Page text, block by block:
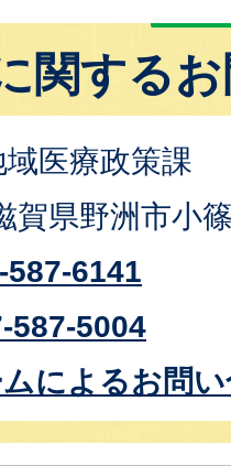
関する
医療政策課
賀県野洲市小
587-6141
587-5004
によるお問